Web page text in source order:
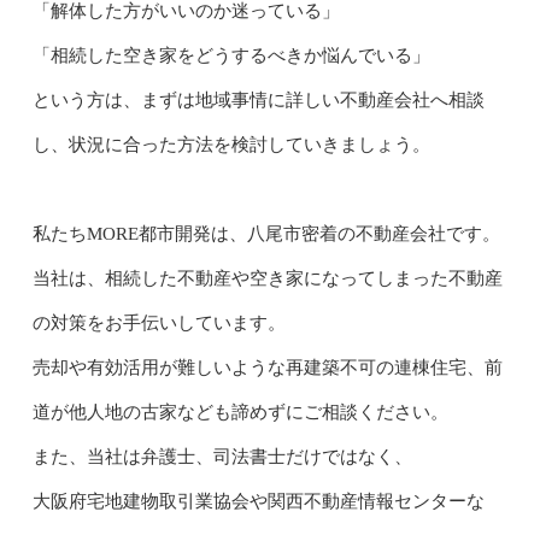
「解体した方がいいのか迷っている」
「相続した空き家をどうするべきか悩んでいる」
という方は、まずは地域事情に詳しい不動産会社へ相談
し、状況に合った方法を検討していきましょう。
私たちMORE都市開発は、八尾市密着の不動産会社です。
当社は、相続した不動産や空き家になってしまった不動産
の対策をお手伝いしています。
売却や有効活用が難しいような再建築不可の連棟住宅、前
道が他人地の古家なども諦めずにご相談ください。
また、 当社は弁護士、司法書士だけではなく、
大阪府宅地建物取引業協会や関西不動産情報センターな